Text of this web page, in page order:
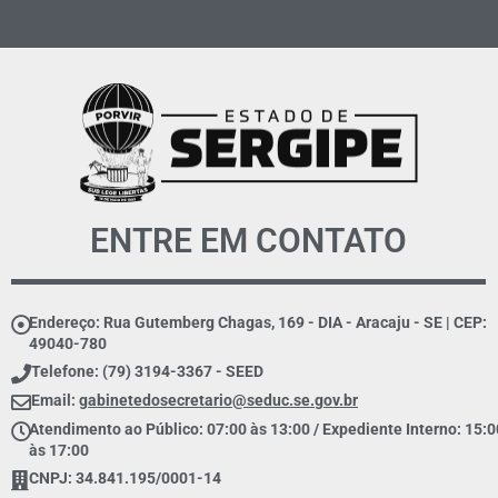
ENTRE EM CONTATO
Endereço: Rua Gutemberg Chagas, 169 - DIA - Aracaju - SE | CEP:
49040-780
Telefone: (79) 3194-3367 - SEED
Email: gabinetedosecretario@seduc.se.gov.br
Atendimento ao Público: 07:00 às 13:00 / Expediente Interno:
às 17:00
CNPJ: 34.841.195/0001-14